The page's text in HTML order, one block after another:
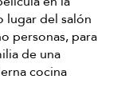
lugar del salón
personas, para
de una
cocina